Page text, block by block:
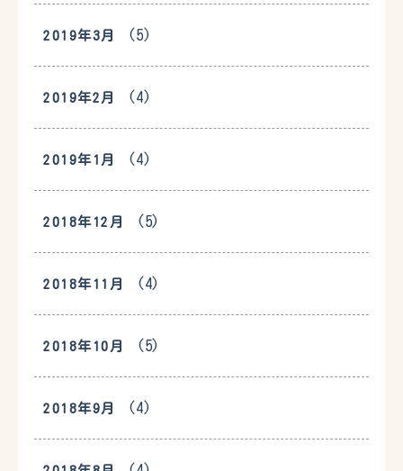
2019年3月 (5)
2019年2月 (4)
2019年1月 (4)
2018年12月 (5)
2018年11月 (4)
2018年10月 (5)
2018年9月 (4)